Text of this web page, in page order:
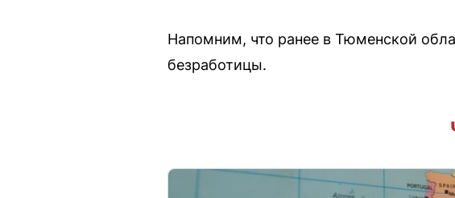
Напомним, что ранее в Тюменской
безработицы.